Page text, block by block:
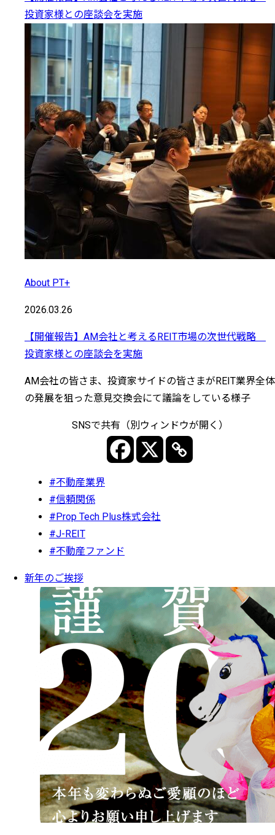
投資家様との座談会を実施
About PT+
2026.03.26
【開催報告】AM会社と考えるREIT市場の次世代戦略
投資家様との座談会を実施
AM会社の皆さま、投資家サイドの皆さまがREIT業界全体
の発展を狙った意見交換会にて議論をしている様子
SNSで共有（別ウィンドウが開く）
#不動産業界
#信頼関係
#Prop Tech Plus株式会社
#J-REIT
#不動産ファンド
新年のご挨拶